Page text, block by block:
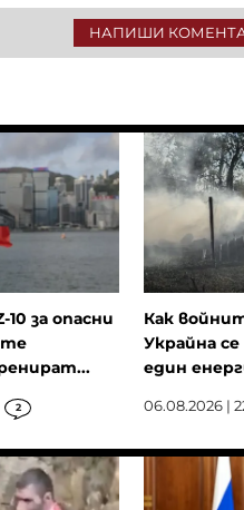
НАПИШИ
за опасни
2
Как
Украйна
един
06.08.2026 |